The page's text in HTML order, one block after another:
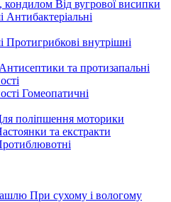
кондилом Від вугрової висипки
Антибактеріальні
Протигрибкові внутрішні
та протизапальні
Гомеопатичні
поліпшення моторики
та екстракти
При сухому і вологому